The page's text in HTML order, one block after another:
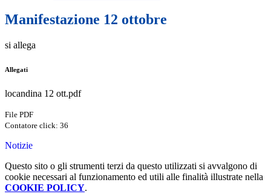
Manifestazione 12 ottobre
si allega
Allegati
locandina 12 ott.pdf
File PDF
Contatore click: 36
Notizie
Questo sito o gli strumenti terzi da questo utilizzati si avvalgono di
cookie necessari al funzionamento ed utili alle finalità illustrate nella
COOKIE POLICY.